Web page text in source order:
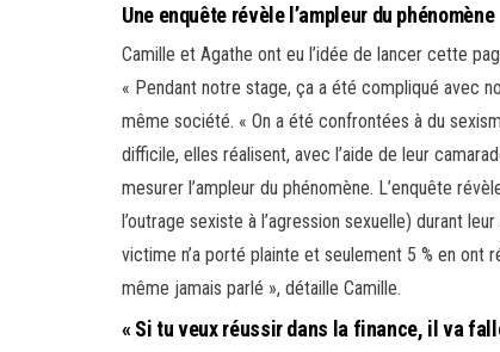
Une enquête révèle l’ampleur du phénomène
Camille et Agathe ont eu l’idée de lancer cette
« Pendant notre stage, ça a été compliqué avec
même société. « On a été confrontées à du
difficile, elles réalisent, avec l’aide de leur
mesurer l’ampleur du phénomène. L’enquête
l’outrage sexiste à l’agression sexuelle) durant
victime n’a porté plainte et seulement 5 % en ont
même jamais parlé », détaille Camille.
« Si tu veux réussir dans la finance, il va